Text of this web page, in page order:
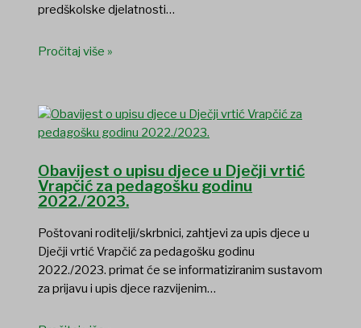
predškolske djelatnosti…
Pročitaj više »
Obavijest o upisu djece u Dječji vrtić
Vrapčić za pedagošku godinu
2022./2023.
Poštovani roditelji/skrbnici, zahtjevi za upis djece u
Dječji vrtić Vrapčić za pedagošku godinu
2022./2023. primat će se informatiziranim sustavom
za prijavu i upis djece razvijenim…